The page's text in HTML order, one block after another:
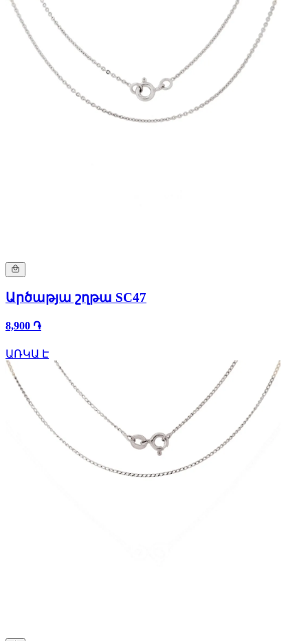
Արծաթյա շղթա SC47
8,900 ֏
ԱՌԿԱ Է